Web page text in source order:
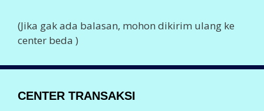
(Jika gak ada balasan, mohon dikirim ulang ke
center beda )
CENTER TRANSAKSI